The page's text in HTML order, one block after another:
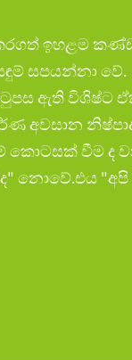
ඉහළම
සපයන්නා වේ.
ඇති විශිෂ්ට
අවසාන
වීම ද වන
නොවේ.එය